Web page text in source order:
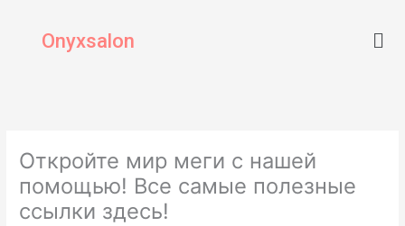
contentOnyxsalon
Откройте мир меги с нашей
помощью! Все самые полезные
ссылки здесь!